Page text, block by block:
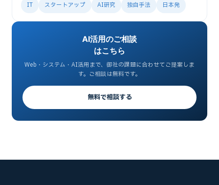
IT スタートアップ AI研究 独自手法 日本発
AI活用のご相談
はこちら
Web・システム・AI活用まで、御社の課題に合わせてご提案しま
す。ご相談は無料です。
無料で相談する